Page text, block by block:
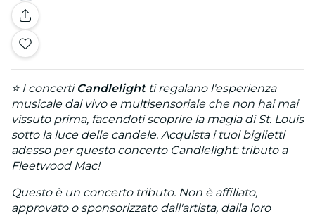
⭐ I concerti Candlelightti regalano l'esperienza
musicale dal vivo e multisensoriale che non hai mai
vissuto prima, facendoti scoprire la magia di St. Louis
sotto la luce delle candele. Acquista i tuoi biglietti
adesso per questo concerto Candlelight: tributo a
Fleetwood Mac!
Questo è un concerto tributo. Non è affiliato,
approvato o sponsorizzato dall'artista, dalla loro